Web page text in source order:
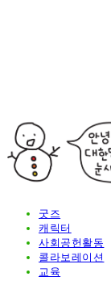
굿즈
캐릭터
사회공헌활동
콜라보레이션
교육